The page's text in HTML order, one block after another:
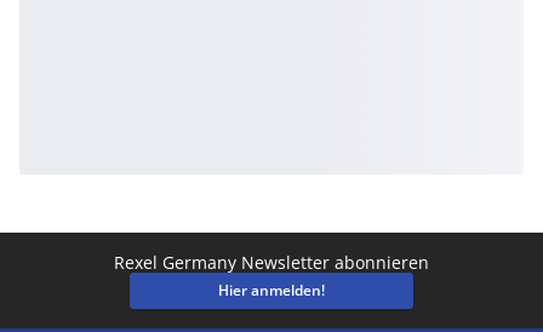
Rexel Germany Newsletter abonnieren
Hier anmelden!